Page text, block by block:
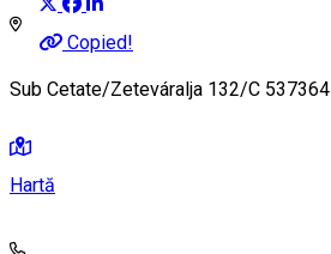
Copied!
Sub Cetate/Zeteváralja 132/C 537364
Hartă